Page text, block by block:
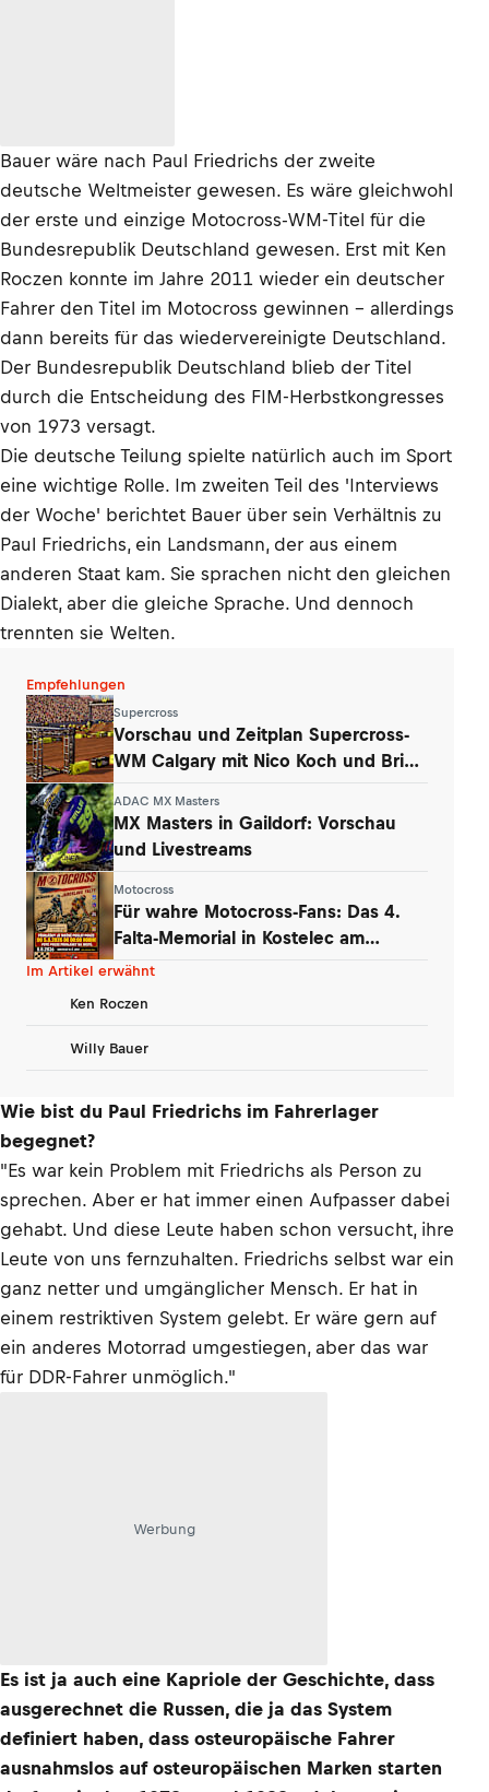
Bauer wäre nach Paul Friedrichs der zweite
deutsche Weltmeister gewesen. Es wäre gleichwohl
der erste und einzige Motocross-WM-Titel für die
Bundesrepublik Deutschland gewesen. Erst mit Ken
Roczen konnte im Jahre 2011 wieder ein deutscher
Fahrer den Titel im Motocross gewinnen - allerdings
dann bereits für das wiedervereinigte Deutschland.
Der Bundesrepublik Deutschland blieb der Titel
durch die Entscheidung des FIM-Herbstkongresses
von 1973 versagt.
Die deutsche Teilung spielte natürlich auch im Sport
eine wichtige Rolle. Im zweiten Teil des 'Interviews
der Woche' berichtet Bauer über sein Verhältnis zu
Paul Friedrichs, ein Landsmann, der aus einem
anderen Staat kam. Sie sprachen nicht den gleichen
Dialekt, aber die gleiche Sprache. Und dennoch
trennten sie Welten.
Empfehlungen
Supercross
Vorschau und Zeitplan Supercross-
WM Calgary mit Nico Koch und Brian
ADAC MX Masters
MX Masters in Gaildorf: Vorschau
und Livestreams
Motocross
Für wahre Motocross-Fans: Das 4.
Falta-Memorial in Kostelec am
Wochenende
Im Artikel erwähnt
Ken Roczen
Willy Bauer
Wie bist du Paul Friedrichs im Fahrerlager
begegnet?
"Es war kein Problem mit Friedrichs als Person zu
sprechen. Aber er hat immer einen Aufpasser dabei
gehabt. Und diese Leute haben schon versucht, ihre
Leute von uns fernzuhalten. Friedrichs selbst war ein
ganz netter und umgänglicher Mensch. Er hat in
einem restriktiven System gelebt. Er wäre gern auf
ein anderes Motorrad umgestiegen, aber das war
für DDR-Fahrer unmöglich."
Werbung
Es ist ja auch eine Kapriole der Geschichte, dass
ausgerechnet die Russen, die ja das System
definiert haben, dass osteuropäische Fahrer
ausnahmslos auf osteuropäischen Marken starten